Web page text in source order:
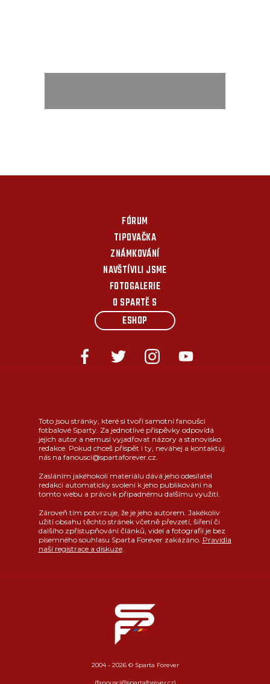
FÓRUM
TIPOVAČKA
ZNÁMKOVÁNÍ
NAVŠTÍVILI JSME
FOTOGALERIE
O SPARTĚ S
ESHOP
Toto jsou stránky, které si tvoří samotní fanoušci
fotbalové Sparty. Za jednotlivé příspěvky odpovídá
jejich autor a nemusí vyjadřovat názory a stanovisko
redakce. Pokud chceš přispět i ty, neváhej a kontaktuj
nás na fanousci@spartaforever.cz.
Zasláním jakéhokoli materiálu dává jeho odesílatel
redakci automaticky svolení k jeho publikování na
tomto webu a právo k případnému dalšímu využití.
Zároveň tím potvrzuje, že je jeho autorem. Jakékoliv
užití obsahu těchto stránek včetně převzetí, šíření či
dalšího zpřístupňování článků, videí a fotografií je bez
písemného souhlasu Sparta Forever zakázáno. Pravidla
naší registrace a diskuze.
2004 - 2026 © Sparta Forever
(fanousci@spartaforever.cz)